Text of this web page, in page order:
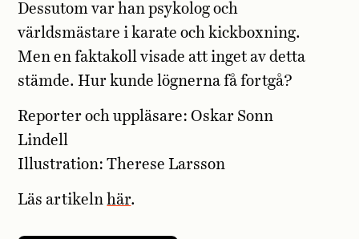
Dessutom var han psykolog och
världsmästare i karate och kickboxning.
Men en faktakoll visade att inget av detta
stämde. Hur kunde lögnerna få fortgå?
Reporter och uppläsare: Oskar Sonn
Lindell
Illustration: Therese Larsson
Läs artikelnhär.